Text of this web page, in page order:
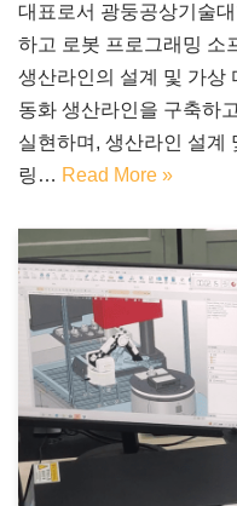
대표로서 광둥공상기술
하고 로봇 프로그래밍 소
생산라인의 설계 및 가상
동화 생산라인을 구축하
실현하며, 생산라인 설계
링… Read More »